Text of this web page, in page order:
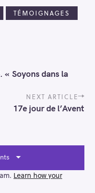
TÉMOIGNAGES
« Soyons dans la
NEXT ARTICLE
17e jour de l’Avent
Learn how your